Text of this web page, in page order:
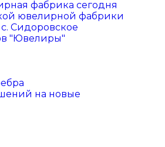
фабрика сегодня
ювелирной фабрики
Сидоровское
"Ювелиры"
на новые